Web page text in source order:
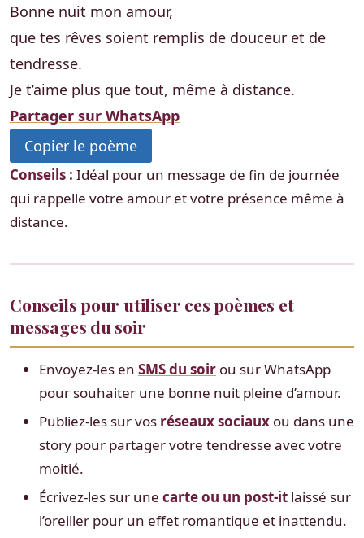
Bonne nuit mon amour,
que tes rêves soient remplis de douceur et de
tendresse.
Je t’aime plus que tout, même à distance.
Partager sur WhatsApp
Copier le poème
Conseils : Idéal pour un message de fin de journée
qui rappelle votre amour et votre présence même à
distance.
Conseils pour utiliser ces poèmes et
messages du soir
Envoyez-les en SMS du soir ou sur WhatsApp
pour souhaiter une bonne nuit pleine d’amour.
Publiez-les sur vos réseaux sociaux ou dans une
story pour partager votre tendresse avec votre
moitié.
Écrivez-les sur une carte ou un post-it laissé sur
l’oreiller pour un effet romantique et inattendu.